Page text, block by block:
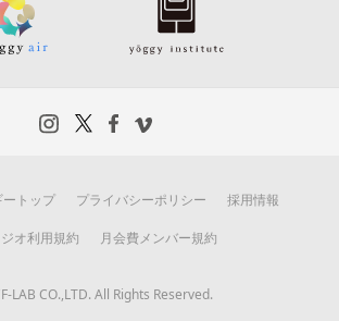
トップ プライバシーポリシー 採用情報
オ利用規約 月会費メンバー規約
LAB CO.,LTD. All Rights Reserved.